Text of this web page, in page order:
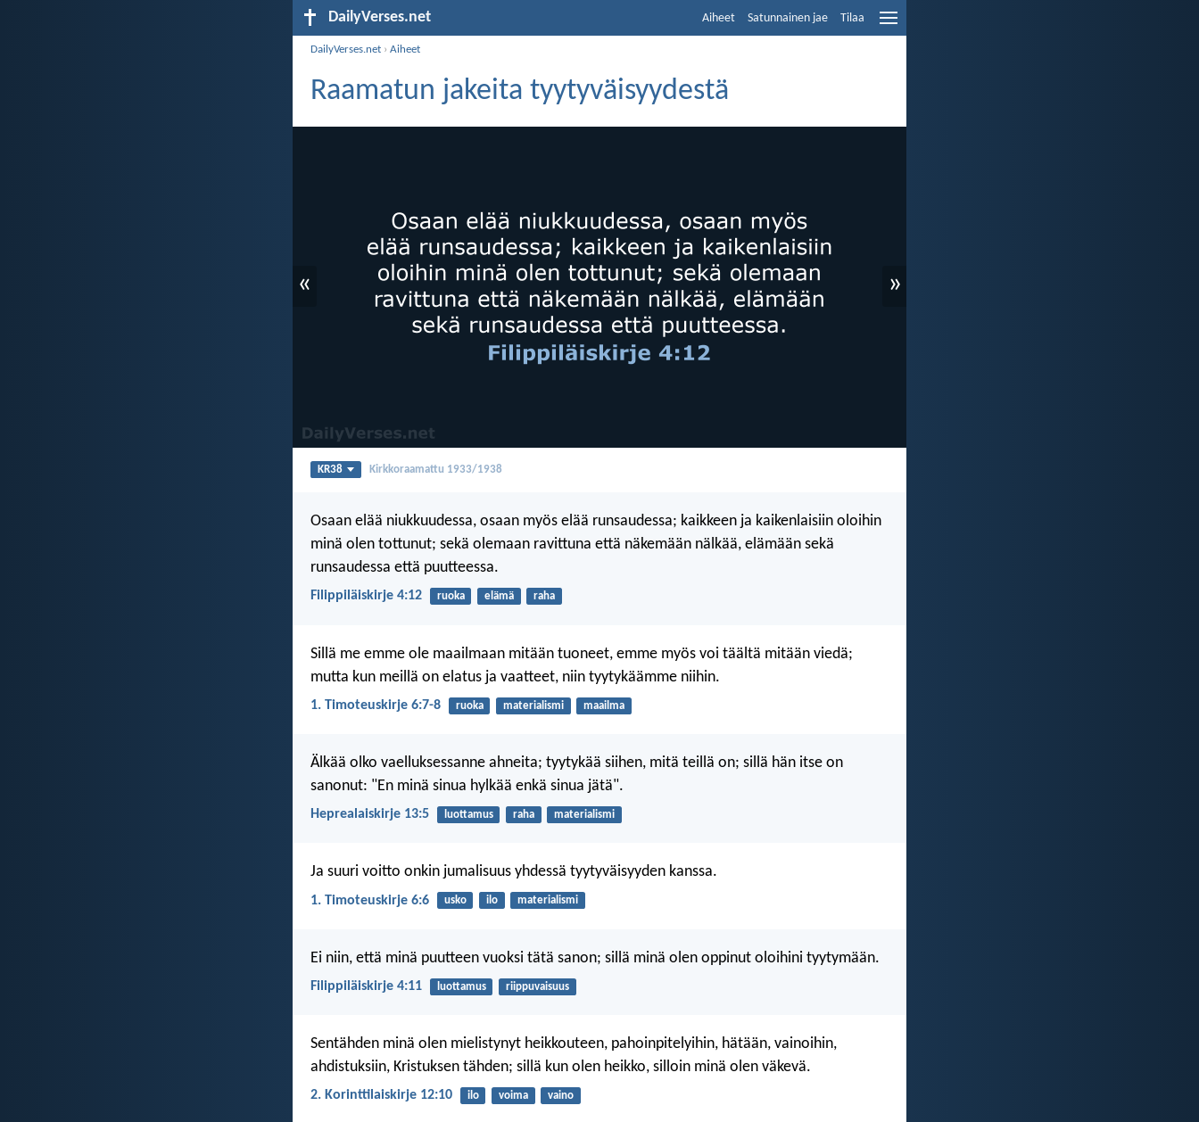
DailyVerses.net Aiheet Satunnainen jae Tilaa
DailyVerses.net ›Aiheet
Raamatun jakeita tyytyväisyydestä
« »
KR38 Kirkkoraamattu 1933/1938
Osaan elää niukkuudessa, osaan myös elää runsaudessa; kaikkeen ja kaikenlaisiin oloihin
minä olen tottunut; sekä olemaan ravittuna että näkemään nälkää, elämään sekä
runsaudessa että puutteessa.
Filippiläiskirje 4:12 ruoka elämä raha
Sillä me emme ole maailmaan mitään tuoneet, emme myös voi täältä mitään viedä;
mutta kun meillä on elatus ja vaatteet, niin tyytykäämme niihin.
1. Timoteuskirje 6:7-8 ruoka materialismi maailma
Älkää olko vaelluksessanne ahneita; tyytykää siihen, mitä teillä on; sillä hän itse on
sanonut: "En minä sinua hylkää enkä sinua jätä".
Heprealaiskirje 13:5 luottamus raha materialismi
Ja suuri voitto onkin jumalisuus yhdessä tyytyväisyyden kanssa.
1. Timoteuskirje 6:6 usko ilo materialismi
Ei niin, että minä puutteen vuoksi tätä sanon; sillä minä olen oppinut oloihini tyytymään.
Filippiläiskirje 4:11 luottamus riippuvaisuus
Sentähden minä olen mielistynyt heikkouteen, pahoinpitelyihin, hätään, vainoihin,
ahdistuksiin, Kristuksen tähden; sillä kun olen heikko, silloin minä olen väkevä.
2. Korinttilaiskirje 12:10 ilo voima vaino